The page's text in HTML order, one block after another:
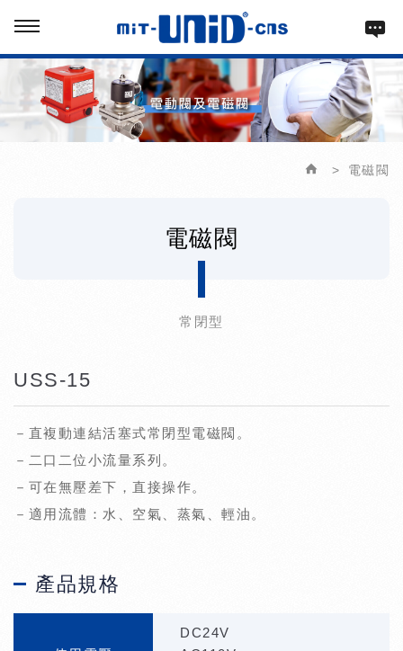
電磁閥
電磁閥
常閉型
USS-15
－直複動連結活塞式常閉型電磁閥。
－二口二位小流量系列。
－可在無壓差下，直接操作。
－適用流體：水、空氣、蒸氣、輕油。
產品規格
DC24V